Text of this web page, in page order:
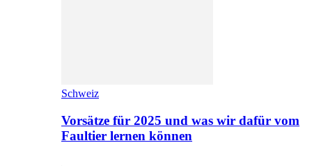
Schweiz
Vorsätze für 2025 und was wir dafür vom
Faultier lernen können